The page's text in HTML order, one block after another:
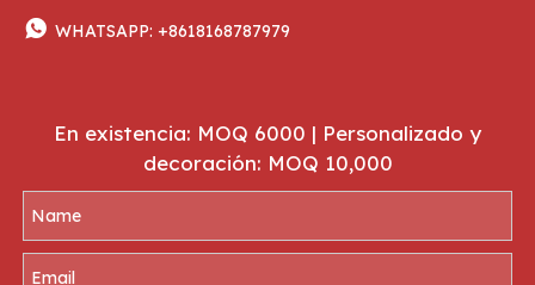
 WHATSAPP: +8618168787979
En existencia: MOQ 6000 | Personalizado y
decoración: MOQ 10,000